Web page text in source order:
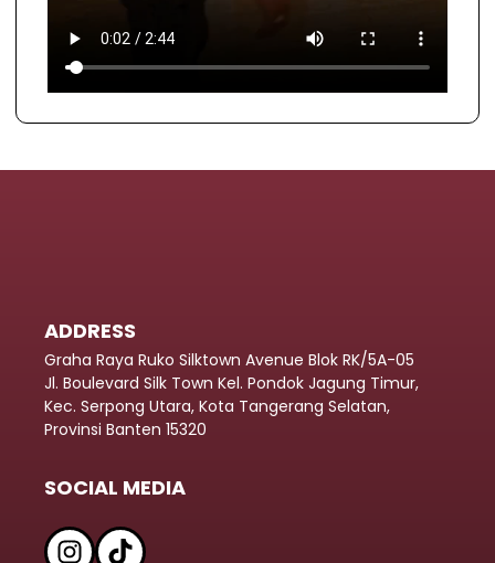
ADDRESS
Graha Raya Ruko Silktown Avenue Blok RK/5A-05
Jl. Boulevard Silk Town Kel. Pondok Jagung Timur,
Kec. Serpong Utara, Kota Tangerang Selatan,
Provinsi Banten 15320
SOCIAL MEDIA